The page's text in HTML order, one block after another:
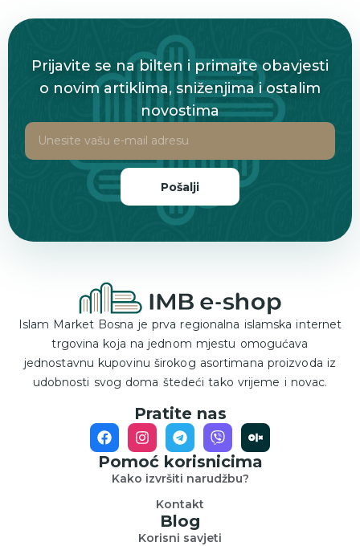
Prijavite se na bilten i primajte obavjesti
o novim artiklima, sniženjima i ostalim
novostima
Pošalji
Islam Market Bosna je prva regionalna islamska internet
trgovina koja na jednom mjestu omogućava
jednostavnu kupovinu širokog asortimana proizvoda iz
udobnosti svog doma štedeći tako vrijeme i novac.
Pratite nas
Pomoć korisnicima
Kako izvršiti narudžbu?
Kontakt
Blog
Korisni savjeti